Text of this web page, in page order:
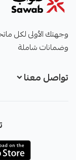
وجهتك الأولى لكل
وضمانات شاملة
تواصل معنا